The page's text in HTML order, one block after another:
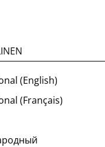
(English)
(Français)